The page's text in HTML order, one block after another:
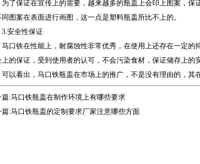
保证在宣传上的需要，越来越多的瓶盖上会印上图案，保
图案在表面进行画图，这一点是塑料瓶盖所比不上的。
全性保证
铁在性能上，耐腐蚀性非常优秀，在使用上还存在一定的
的保证，受到使用者的认可，不会污染食材，保证储存上的安
看出，马口铁瓶盖在市场上的推广，不是没有理由的，其在
篇:马口铁瓶盖在制作环境上有哪些要求
篇:马口铁瓶盖的定制要求厂家注意哪些方面